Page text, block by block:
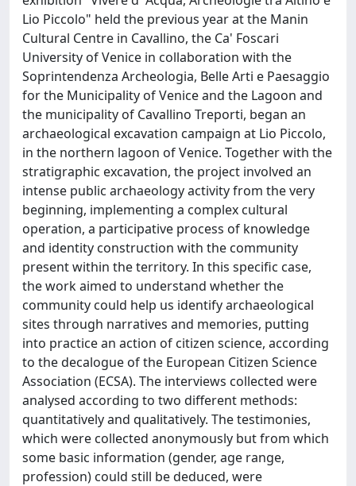
Lio Piccolo" held the previous year at the Manin
Cultural Centre in Cavallino, the Ca' Foscari
University of Venice in collaboration with the
Soprintendenza Archeologia, Belle Arti e Paesaggio
for the Municipality of Venice and the Lagoon and
the municipality of Cavallino Treporti, began an
archaeological excavation campaign at Lio Piccolo,
in the northern lagoon of Venice. Together with the
stratigraphic excavation, the project involved an
intense public archaeology activity from the very
beginning, implementing a complex cultural
operation, a participative process of knowledge
and identity construction with the community
present within the territory. In this specific case,
the work aimed to understand whether the
community could help us identify archaeological
sites through narratives and memories, putting
into practice an action of citizen science, according
to the decalogue of the European Citizen Science
Association (ECSA). The interviews collected were
analysed according to two different methods:
quantitatively and qualitatively. The testimonies,
which were collected anonymously but from which
some basic information (gender, age range,
profession) could still be deduced, were